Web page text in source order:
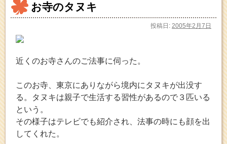
お寺のタヌキ
投稿日: 2005年2月7日
近くのお寺さんのご法事に伺った。
このお寺、東京にありながら境内にタヌキが出没す
る。タヌキは親子で生活する習性があるので３匹いる
という。
その様子はテレビでも紹介され、法事の時にも顔を出
してくれた。